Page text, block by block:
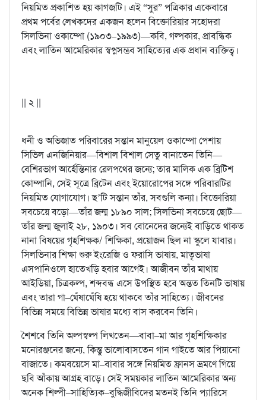
নিয়মিত প্রকাশিত হয় কাগজটি। এই “সুর” পত্রিকার একেবারে
প্রথম পর্বের লেখকদের একজন হলেন বিক্তোরিয়ার সহোদরা
সিলভিনা ওকাম্পো (১৯০৩–১৯৯৩)—কবি, গল্পকার, প্রাবন্ধিক
এবং লাতিন আমেরিকার স্বপ্নসম্ভব সাহিত্যের এক প্রধান ব্যক্তিত্ব।
|| ২ ||
ধনী ও অভিজাত পরিবারের সন্তান মানুয়েল ওকাম্পো পেশায়
সিভিল এনজিনিয়ার—বিশাল বিশাল সেতু বানাতেন তিনি—
বেশিরভাগ আর্হেন্তিনার রেলপথের জন্যে; তার মালিক এক ব্রিটিশ
কোম্পানি, সেই সূত্রে ব্রিটেন এবং ইয়োরোপের সঙ্গে পরিবারটির
নিয়মিত যোগাযোগ। ছ’টি সন্তান তাঁর, সবগুলি কন্যা। বিক্তোরিয়া
সবচেয়ে বড়ো—তাঁর জন্ম ১৮৯০ সাল; সিলভিনা সবচেয়ে ছোট—
তাঁর জন্ম জুলাই ২৮, ১৯০৩। সব বোনেদের জন্যেই বাড়িতে থাকত
নানা বিষয়ের গৃহশিক্ষক/ শিক্ষিকা, প্রয়োজন ছিল না স্কুলে যাবার।
সিলভিনার শিক্ষা শুরু ইংরেজি ও ফরাসি ভাষায়, মাতৃভাষা
এসপানিওলে হাতেখড়ি হবার আগেই। আজীবন তাঁর মাথায়
আইডিয়া, চিত্রকল্প, শব্দবন্ধ এসে উপস্থিত হবে অন্তত তিনটি ভাষায়
এবং তারা গা–ঘেঁষাঘেঁষি হয়ে থাকবে তাঁর সাহিত্যে। জীবনের
বিভিন্ন সময়ে বিভিন্ন ভাষার মধ্যে বাস করবেন তিনি।
শৈশবে তিনি অল্পস্বল্প লিখতেন—বাবা–মা আর গৃহশিক্ষিকার
মনোরঞ্জনের জন্যে, কিন্তু ভালোবাসতেন গান গাইতে আর পিয়ানো
বাজাতে। কমবয়েসে মা–বাবার সঙ্গে নিয়মিত ফ্রানস ভ্রমণে গিয়ে
ছবি আঁকায় আগ্রহ বাড়ে। সেই সময়কার লাতিন আমেরিকার অন্য
অনেক শিল্পী–সাহিত্যিক–বুদ্ধিজীবিদের মতনই তিনি প্যারিসে